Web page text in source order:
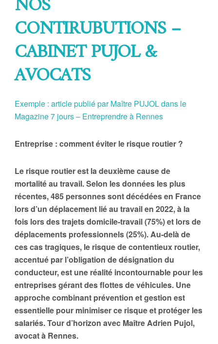
CONTIRUBUTIONS –
CABINET PUJOL &
AVOCATS
Exemple : article publié par Maître PUJOL dans le
Magazine 7 jours – Entreprendre à Rennes
Entreprise : comment éviter le risque routier ?
Le risque routier est la deuxième cause de
mortalité au travail. Selon les données les plus
récentes, 485 personnes sont décédées en France
lors d’un déplacement lié au travail en 2022, à la
fois lors des trajets domicile-travail (75%) et lors de
déplacements professionnels (25%). Au-delà de
ces cas tragiques, le risque de contentieux routier,
accentué par l’obligation de désignation du
conducteur, est une réalité incontournable pour les
entreprises gérant des flottes de véhicules. Une
approche combinant prévention et gestion est
essentielle pour minimiser ce risque et protéger les
salariés. Tour d’horizon avec Maître Adrien Pujol,
avocat à Rennes.